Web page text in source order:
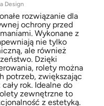
Design
rozwiązanie dla
ochrony przed
Wykonane z
nie tylko
ale również
Dzięki
rolety można
potrzeb, zwiększając
rok. Idealne do
zewnętrzne to
z estetyką.